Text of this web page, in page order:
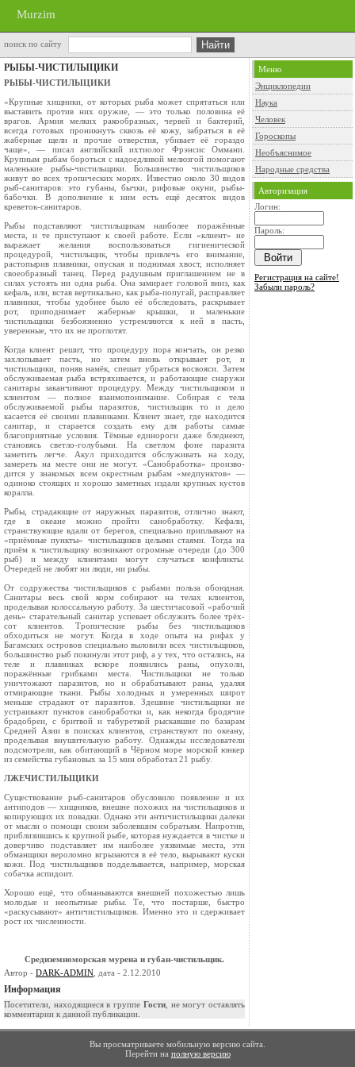
Murzim
поиск по сайту
РЫБЫ-ЧИСТИЛЫЦИКИ
РЫБЫ-ЧИСТИЛЫЦИКИ
«Крупные хищники, от которых рыба может спрятаться или
выставить против них оружие, — это только половина её
врагов. Армия мелких ракообразных, червей и бактерий,
всегда готовых проникнуть сквозь её кожу, забраться в её
жаберные щели и прочие отверстия, убивает её гораздо
чаще», — писал английский ихтиолог Фрэнсис Оммани.
Крупным рыбам бороться с надоедливой мелюзгой помогают
маленькие ры­бы-чистильщики. Большинство чистильщиков
живут во всех тропических морях. Известно око­ло 30 видов
рыб-санитаров: это губаны, бычки, рифовые окуни, рыбы-
бабочки. В дополнение к ним есть ещё десяток видов
креветок-санитаров.
Рыбы подставляют чистильщикам наиболее поражённые
места, и те приступают к своей работе. Если «клиент» не
выражает желания воспользоваться гигиенической
процедурой, чис­тильщик, чтобы привлечь его внимание,
расто­пырив плавники, опуская и поднимая хвост, исполняет
своеобразный танец. Перед радуш­ным приглашением не в
силах устоять ни одна рыба. Она замирает головой вниз, как
кефаль, или, встав вертикально, как рыба-попугай, рас­правляет
плавники, чтобы удобнее было её обсле­довать, раскрывает
рот, приподнимает жаберные крышки, и маленькие
чистильщики безбоязнен­но устремляются к ней в пасть,
уверенные, что их не проглотят.
Когда клиент решит, что процедуру пора кон­чать, он резко
захлопывает пасть, но затем вновь открывает рот, и
чистильщики, поняв намёк, спешат убраться восвояси. Затем
обслуживаемая рыба встряхивается, и работающие снаружи
са­нитары заканчивают процедуру. Между чис­тильщиком и
клиентом — полное взаимопони­мание. Собирая с тела
обслуживаемой рыбы па­разитов, чистильщик то и дело
касается её свои­ми плавниками. Клиент знает, где находится
санитар, и старается создать ему для работы самые
благоприятные условия. Тёмные единороги даже бледнеют,
становясь светло-голубыми. На светлом фоне паразита
заметить легче. Акул приходится обслуживать на ходу,
замереть на месте они не могут. «Санобработка» произво­
дится у знакомых всем окрестным рыбам «мед­пунктов» —
одиноко стоящих и хорошо замет­ных издали крупных кустов
коралла.
Рыбы, страдающие от наружных паразитов, отлично знают,
где в океане можно пройти сан­обработку. Кефали,
странствующие вдали от бе­регов, специально приплывают на
«приёмные пункты» чистильщиков целыми стаями. Тогда на
приём к чистильщику возникают огромные очереди (до 300
рыб) и между клиентами могут случаться конфликты.
Очередей не любят ни люди, ни рыбы.
От содружества чистильщиков с рыбами поль­за обоюдная.
Санитары весь свой корм собирают на телах клиентов,
проделывая колоссальную работу. За шестичасовой «рабочий
день» стара­тельный санитар успевает обслужить более трёх­
сот клиентов. Тропические рыбы без чистильщи­ков
обходиться не могут. Когда в ходе опыта на рифах у
Багамских островов специально вы­ловили всех чистильщиков,
большинство рыб покинули этот риф, а у тех, что остались, на
теле и плавниках вскоре появились раны, опухоли,
поражённые грибками места. Чистильщики не только
уничтожают паразитов, но и обрабатыва­ют раны, удаляя
отмирающие ткани. Рыбы хо­лодных и умеренных широт
меньше страдают от паразитов. Здешние чистильщики не
устраива­ют пунктов санобработки и, как некогда бро­дячие
брадобреи, с бритвой и табуреткой рыс­кавшие по базарам
Средней Азии в поисках клиентов, странствуют по океану,
проделывая внушительную работу. Однажды исследователи
подсмотрели, как обитающий в Чёрном море морской юнкер
из семейства губановых за 15 мин обработал 21 рыбу.
ЛЖЕЧИСТИЛЬЩИКИ
Существование рыб-санитаров обусловило появление и их
антиподов — хищников, внешне похожих на чистильщиков и
копирующих их повадки. Однако эти античистильщики далеки
от мысли о помощи своим забо­левшим собратьям. Напротив,
приблизившись к крупной рыбе, которая нуждается в чистке и
доверчиво подставля­ет им наиболее уязвимые места, эти
обманщики вероломно вгрызаются в её тело, вырывают куски
кожи. Под чистильщиков подделывается, например, морская
собачка аспидоит.
Хорошо ещё, что обманываются внешней похожестью лишь
молодые и неопытные рыбы. Те, что постарше, быст­ро
«раскусывают» античистильщиков. Именно это и сдерживает
рост их численности.
Средиземноморская мурена и губан-чистильщик.
Автор - DARK-ADMIN , дата - 2.12.2010
Информация
Посетители, находящиеся в группе Гости, не могут оставлять
комментарии к данной публикации.
Меню
Энциклопедии
Наука
Человек
Гороскопы
Необъяснимое
Народные средства
Авторизация
Логин:
Пароль:
Регистрация на сайте!
Забыли пароль?
Вы просматриваете мобильную версию сайта.
Перейти на полную версию